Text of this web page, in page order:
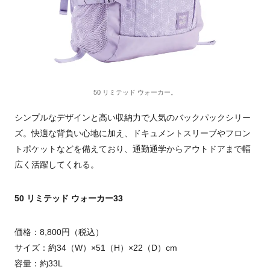
50 リミテッド ウォーカー。
シンプルなデザインと高い収納力で人気のバックパックシリー
ズ。快適な背負い心地に加え、ドキュメントスリーブやフロン
トポケットなどを備えており、通勤通学からアウトドアまで幅
広く活躍してくれる。
50 リミテッド ウォーカー33
価格：8,800円（税込）
サイズ：約34（W）×51（H）×22（D）cm
容量：約33L